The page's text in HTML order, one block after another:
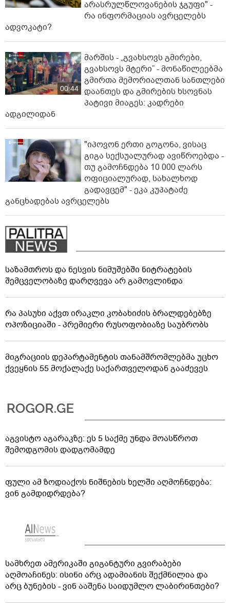
არასრულწლოვანების ჯგუფი" -
რა ინფორმაციას ავრცელებს
ადვოკატი?
00:44
მარშის - „გვახსოვს გმირები,
გვახსოვს მტერი” - მონაწილეებმა
გმირთა მემორიალთან სანთლები
დაანთეს და გმირების ხსოვნას
პატივი მიაგეს: კადრები
ადგილიდან
"იპოვონ ერთი გოგონა, ვისაც
გიგა სექსუალურად ავიწროებდა -
თუ გამოჩნდება 10 000 ლარს
ოფიციალურად, სახალხოდ
გადავცემ" - ეკა კუპატაძე
განცხადებას ავრცელებს
საზამთროს და ნესვის ნიმუშებში ნიტრატების
შემცველობაზე დარღვევა არ გამოვლინდა
რა პასუხი აქვთ ირაკლი კობახიძის ბრალდებებზე
ოპოზიციაში - პრემიერი რუსოფობიაზე საუბრობს
მიგრაციის დეპარტამენტის თანამშრომლებმა უცხო
ქვეყნის 55 მოქალაქე საქართველოდან გააძევეს
აგვისტო აგარაკზე: ეს 5 საქმე უნდა მოასწროთ
შემოდგომის დადგომამდე
ფული ამ ზოდიაქოს ნიშნების ხელში აღმოჩნდება:
ვინ გამდიდრდება?
სამხრეთ ამერიკაში გიგანტური გვირაბები
აღმოაჩინეს: ისინი არც ადამიანის შექმნილია და
არც ბუნების - ვინ ააშენა საიდუმლო ლაბირინთები?